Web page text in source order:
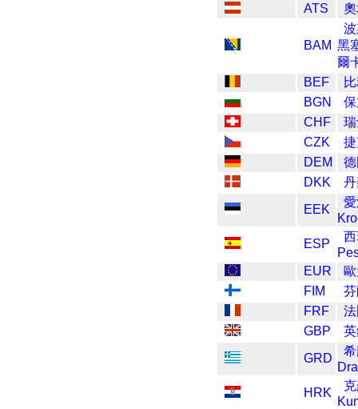
ATS
BAM 黑
爾
BEF
BGN
CHF
CZK
DEM
DKK
EEK
ESP
EUR
FIM
FRF
GBP
GRD
HRK